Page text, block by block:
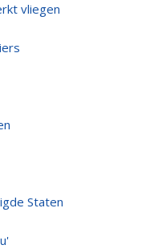
vliegen
Staten